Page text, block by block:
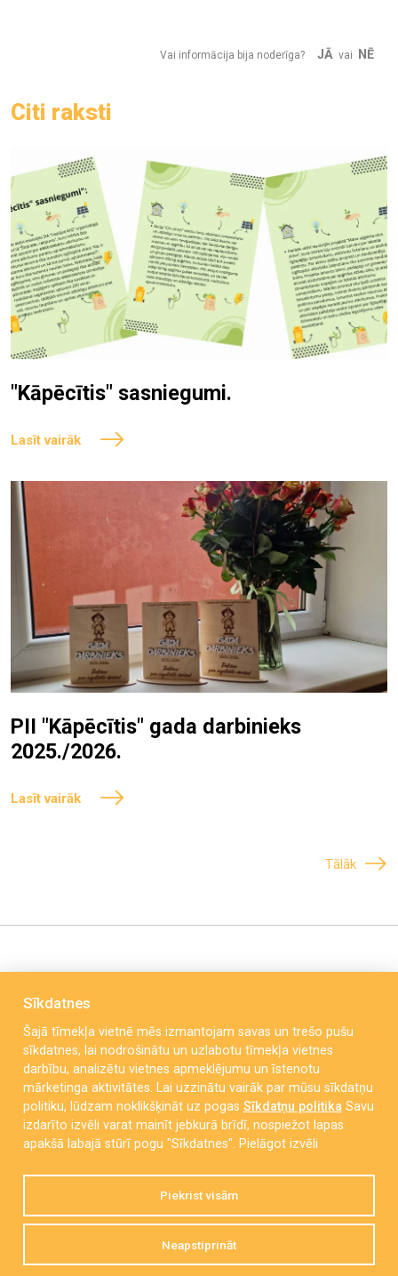
Vai informācija bija noderīga? JĀ vai NĒ
Citi raksti
"Kāpēcītis" sasniegumi.
Lasīt vairāk
PII "Kāpēcītis" gada darbinieks
2025./2026.
Lasīt vairāk
Tālāk
Miera iela 40/42, Liepāja, LV-3411
kapecitis@liepaja.edu.lv
63 433 701
Sīkdatnes
Šajā tīmekļa vietnē mēs izmantojam savas un trešo pušu
sīkdatnes, lai nodrošinātu un uzlabotu tīmekļa vietnes
darbību, analizētu vietnes apmeklējumu un īstenotu
mārketinga aktivitātes. Lai uzzinātu vairāk par mūsu sīkdatņu
politiku, lūdzam noklikšķināt uz pogas Sīkdatņu politikaSavu
izdarīto izvēli varat mainīt jebkurā brīdī, nospiežot lapas
apakšā labajā stūrī pogu "Sīkdatnes". Pielāgot izvēli
Piekrist visām
Neapstiprināt